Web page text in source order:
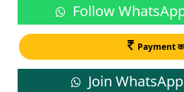
Follow
Payment
Join